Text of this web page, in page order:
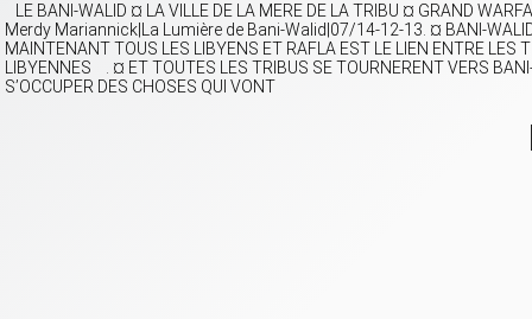
LE BANI-WALID ¤ LA VILLE DE LA MERE DE LA TRIBU ¤ GRAND
Merdy Mariannick|La Lumière de Bani-Walid|07/14-12-13. ¤ BANI-
MAINTENANT TOUS LES LIBYENS ET RAFLA EST LE LIEN ENTRE LES
LIBYENNES . ¤ ET TOUTES LES TRIBUS SE TOURNERENT VERS
S’OCCUPER DES CHOSES QUI VONT